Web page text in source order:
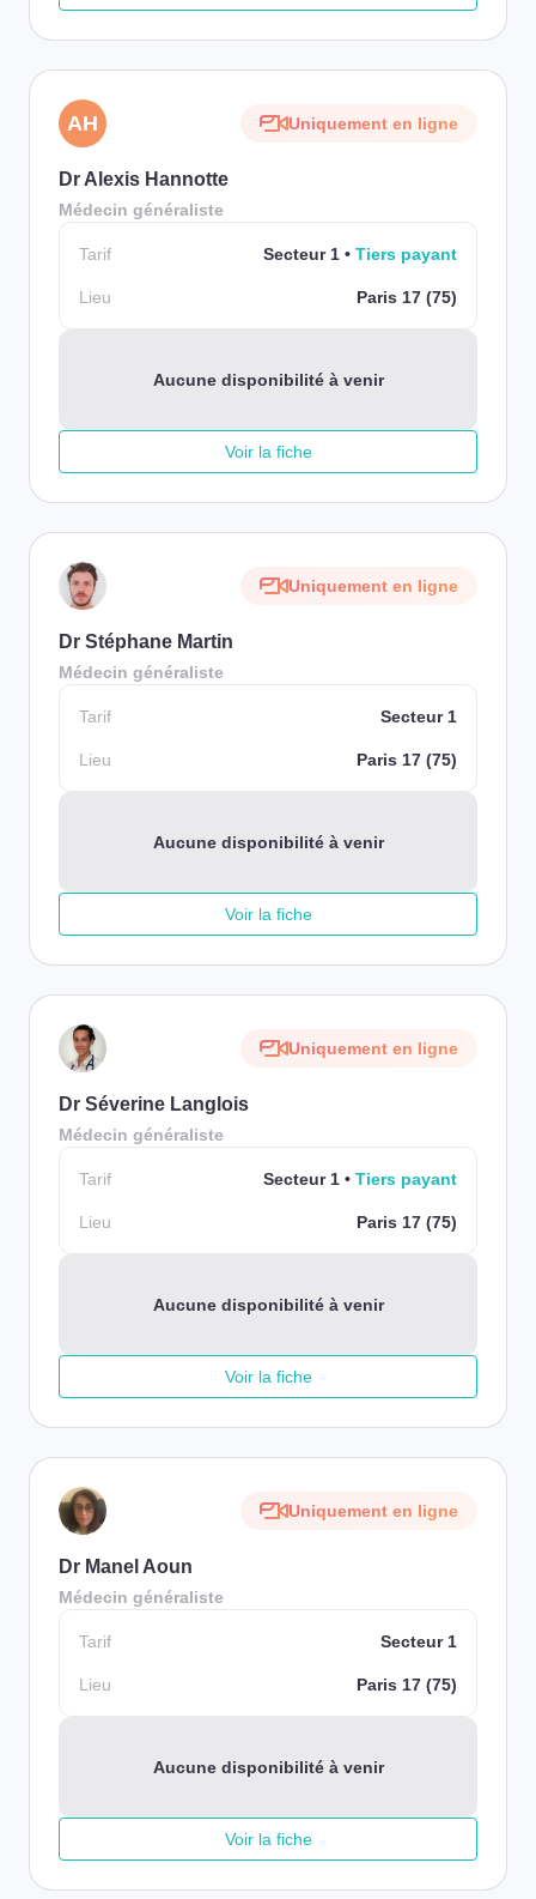
AH Uniquement en ligne
Dr Alexis Hannotte
Médecin généraliste
Tarif Secteur 1 Tiers payant
Lieu Paris 17 (75)
Aucune disponibilité à venir
Voir la fiche
Uniquement en ligne
Dr Stéphane Martin
Médecin généraliste
Tarif Secteur 1
Lieu Paris 17 (75)
Aucune disponibilité à venir
Voir la fiche
Uniquement en ligne
Dr Séverine Langlois
Médecin généraliste
Tarif Secteur 1 Tiers payant
Lieu Paris 17 (75)
Aucune disponibilité à venir
Voir la fiche
Uniquement en ligne
Dr Manel Aoun
Médecin généraliste
Tarif Secteur 1
Lieu Paris 17 (75)
Aucune disponibilité à venir
Voir la fiche